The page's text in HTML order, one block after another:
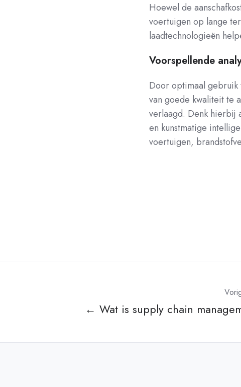
Hoewel de
voertuigen op lange
laadtechnologieën
Voorspellende
Door optimaal gebruik
van goede kwaliteit te
verlaagd. Denk hierbij
en kunstmatige
voertuigen,
← Wat is supply chain